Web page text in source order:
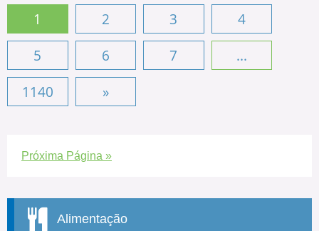
1 2 3
4
5
6 7
...
1140
»
Próxima Página »
Alimentação